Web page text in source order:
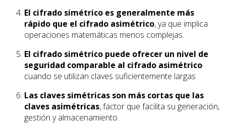
El cifrado simétrico es generalmente más
rápido que el cifrado asimétrico, ya que implica
operaciones matemáticas menos complejas.
El cifrado simétrico puede ofrecer un nivel de
seguridad comparable al cifrado asimétrico
cuando se utilizan claves suficientemente largas
Las claves simétricas son más cortas que las
claves asimétricas, factor que facilita su generación,
gestión y almacenamiento.